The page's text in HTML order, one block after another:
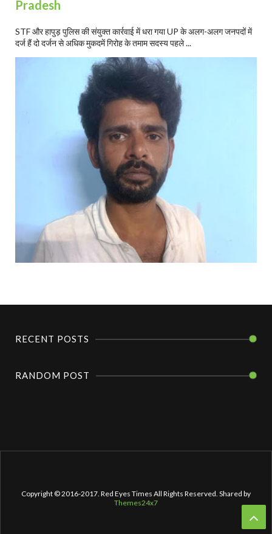
Pradesh
STF और हापुड़ पुलिस की संयुक्त कार्रवाई में धरा गया UP के अलग-अलग जनपदों में
दर्ज हैं दो दर्जन से अधिक मुकदमें गिरोह के तमाम सदस्य पहले ...
RECENT POSTS
RANDOM POST
Copyright © 2016-2017. Red Eyes Times All Rights Reserved. Shared by
Themes24x7